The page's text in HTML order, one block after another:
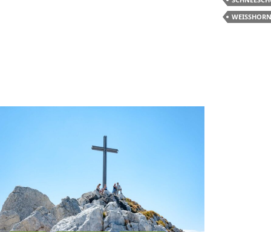
WEISSHORN